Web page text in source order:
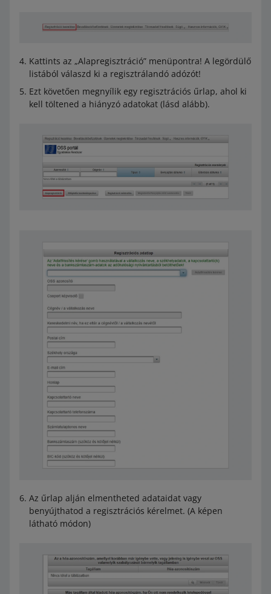
Kattints az „Alapregisztráció” menüpontra! A legördülő
listából válaszd ki a regisztrálandó adózót!
Ezt követően megnyílik egy regisztrációs űrlap, ahol ki
kell töltened a hiányzó adatokat (lásd alább).
Az űrlap alján elmentheted adataidat vagy
benyújthatod a regisztrációs kérelmet. (A képen
látható módon)